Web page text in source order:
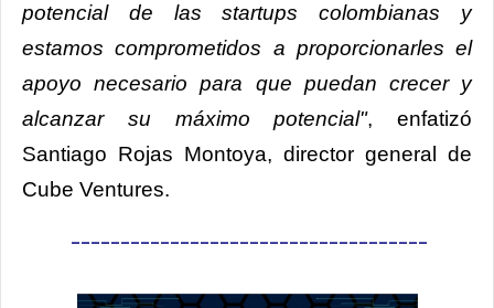
potencial de las startups colombianas y
estamos comprometidos a proporcionarles el
apoyo necesario para que puedan crecer y
alcanzar su máximo potencial", enfatizó
Santiago Rojas Montoya, director general de
Cube Ventures.